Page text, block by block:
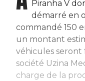
Piranha V
démarré en
commandé 150
un montant
véhicules seront
société Uzina
charge de la